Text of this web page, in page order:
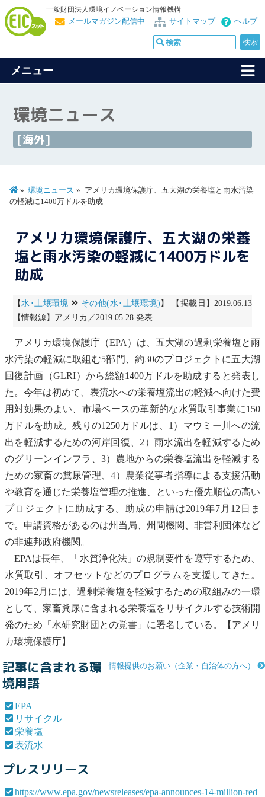
一般財団法人環境イノベーション情報機構
ヘルプ
サイトマップ
メールマガジン配信中
メニュー
環境ニュース
[海外]
環境ニュース
アメリカ環境保護庁、五大湖の栄養塩と雨水汚染
の軽減に1400万ドルを助成
アメリカ環境保護庁、五大湖の栄養
塩と雨水汚染の軽減に1400万ドルを
助成
【水･土壌環境 その他(水･土壌環境) 】 【掲載日】2019.06.13
【情報源】アメリカ／2019.05.28 発表
アメリカ環境保護庁（EPA ）は、五大湖の過剰栄養塩と雨
水汚染の軽減に取組む5部門、約30のプロジェクトに五大湖
回復計画（GLRI）から総額1400万ドルを助成すると発表し
た。今年は初めて、 表流水への栄養塩流出の軽減へ向けた費
用対効果のよい、市場ベースの革新的な水質取引事業に150
万ドルを助成。残りの1250万ドルは、1）マウミー川への流
出を軽減するための河岸回復、2）雨水流出を軽減するため
のグリーンインフラ、3）農地からの栄養塩流出を軽減する
ための家畜の糞尿管理、4）農業従事者指導による支援活動
や教育を通じた栄養塩管理の推進、といった優先順位の高い
プロジェクトに助成する。助成の申請は2019年7月12日ま
で。申請資格があるのは州当局、州間機関、非営利団体など
の非連邦政府機関。
EPAは長年、「水質浄化法」の規制要件を遵守するため、
水質取引、オフセットなどのプログラムを支援してきた。
2019年2月には、過剰栄養塩を軽減するための取組みの一環
として、家畜糞尿に含まれる栄養塩を リサイクルする技術開
発のため「水研究財団との覚書」に署名している。【アメリ
カ環境保護庁】
情報提供のお願い（企業・自治体の方へ）
記事に含まれる環
境用語
EPA
リサイクル
栄養塩
表流水
プレスリリース
https://www.epa.gov/newsreleases/epa-announces-14-million-red